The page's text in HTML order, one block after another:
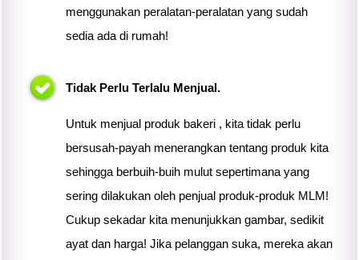
menggunakan peralatan-peralatan yang sudah
sedia ada di rumah!
Tidak Perlu Terlalu Menjual.
Untuk menjual produk bakeri , kita tidak perlu
bersusah-payah menerangkan tentang produk kita
sehingga berbuih-buih mulut sepertimana yang
sering dilakukan oleh penjual produk-produk MLM!
Cukup sekadar kita menunjukkan gambar, sedikit
ayat dan harga! Jika pelanggan suka, mereka akan